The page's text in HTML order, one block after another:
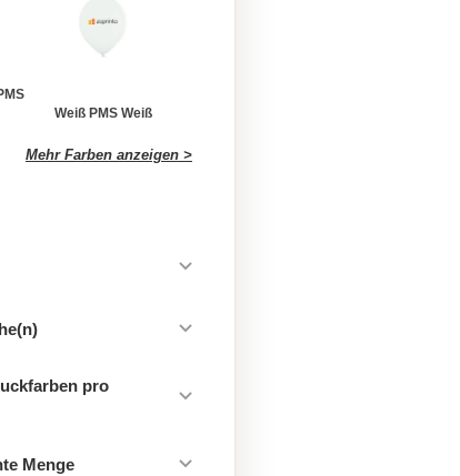
Weiß PMS Weiß
Mehr Farben anzeigen >
pro
Menge